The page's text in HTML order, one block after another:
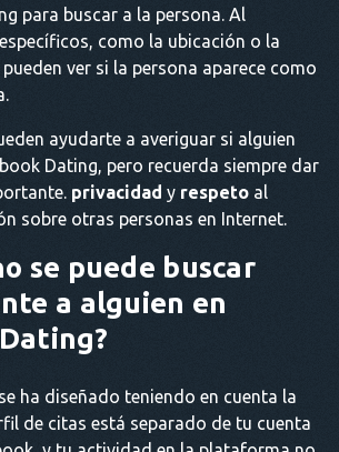
para buscar a la persona. Al
como la ubicación o la
ver si la persona aparece como
ayudarte a averiguar si alguien
Dating, pero recuerda siempre dar
privacidad y respeto al
sobre otras personas en Internet.
se puede buscar
a alguien en
ha diseñado teniendo en cuenta la
de citas está separado de tu cuenta